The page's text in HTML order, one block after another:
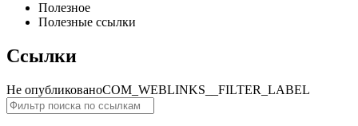
Полезное
Полезные ссылки
Ссылки
Не опубликованоCOM_WEBLINKS__FILTER_LABEL